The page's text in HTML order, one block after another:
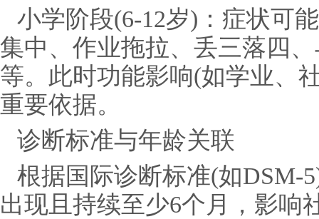
小学阶段(6-12岁)：症状可
集中、作业拖拉、丢三落四
等。此时功能影响(如学业、
重要依据。
诊断标准与年龄关联
根据国际诊断标准(如DSM-
出现且持续至少6个月，影响